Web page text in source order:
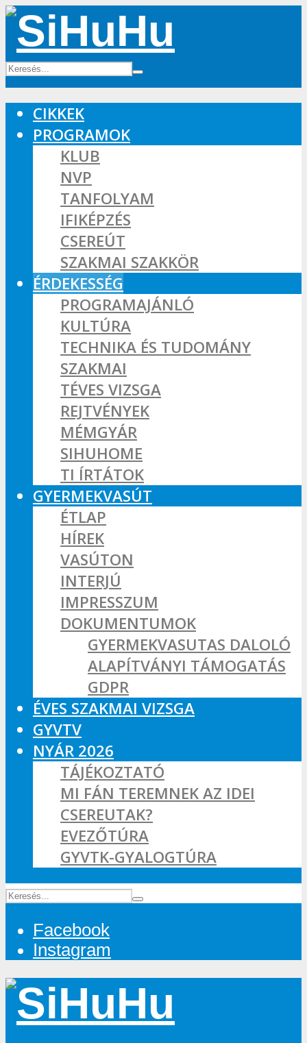
CIKKEK
PROGRAMOK
KLUB
NVP
TANFOLYAM
IFIKÉPZÉS
CSEREÚT
SZAKMAI SZAKKÖR
ÉRDEKESSÉG
PROGRAMAJÁNLÓ
KULTÚRA
TECHNIKA ÉS TUDOMÁNY
SZAKMAI
TÉVES VIZSGA
REJTVÉNYEK
MÉMGYÁR
SIHUHOME
TI ÍRTÁTOK
GYERMEKVASÚT
ÉTLAP
HÍREK
VASÚTON
INTERJÚ
IMPRESSZUM
DOKUMENTUMOK
GYERMEKVASUTAS DALOLÓ
ALAPÍTVÁNYI TÁMOGATÁS
GDPR
ÉVES SZAKMAI VIZSGA
GYVTV
NYÁR 2026
TÁJÉKOZTATÓ
MI FÁN TEREMNEK AZ IDEI
CSEREUTAK?
EVEZŐTÚRA
GYVTK-GYALOGTÚRA
Facebook
Instagram